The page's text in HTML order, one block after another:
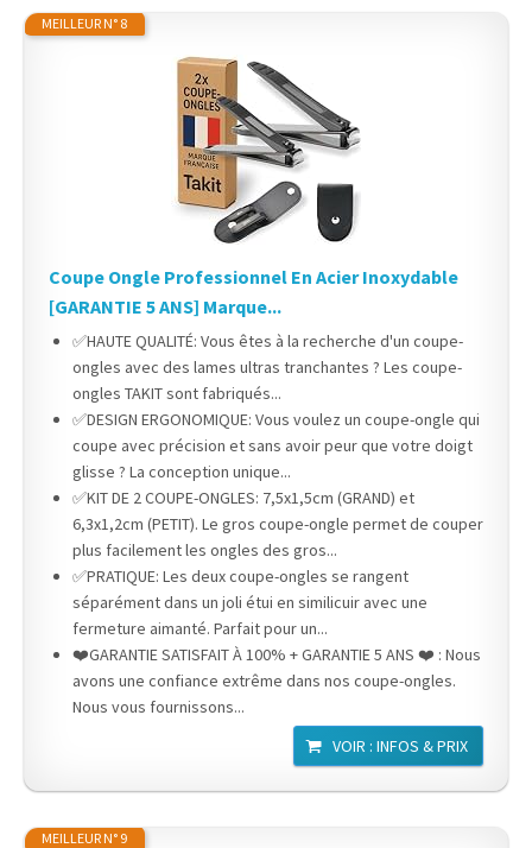
MEILLEUR N° 8
Coupe Ongle Professionnel En Acier Inoxydable
[GARANTIE 5 ANS] Marque...
✅HAUTE QUALITÉ: Vous êtes à la recherche d'un coupe-
ongles avec des lames ultras tranchantes ? Les coupe-
ongles TAKIT sont fabriqués...
✅DESIGN ERGONOMIQUE: Vous voulez un coupe-ongle qui
coupe avec précision et sans avoir peur que votre doigt
glisse ? La conception unique...
✅KIT DE 2 COUPE-ONGLES: 7,5x1,5cm (GRAND) et
6,3x1,2cm (PETIT). Le gros coupe-ongle permet de couper
plus facilement les ongles des gros...
✅PRATIQUE: Les deux coupe-ongles se rangent
séparément dans un joli étui en similicuir avec une
fermeture aimanté. Parfait pour un...
❤️GARANTIE SATISFAIT À 100% + GARANTIE 5 ANS ❤️ : Nous
avons une confiance extrême dans nos coupe-ongles.
Nous vous fournissons...
VOIR : INFOS & PRIX
MEILLEUR N° 9